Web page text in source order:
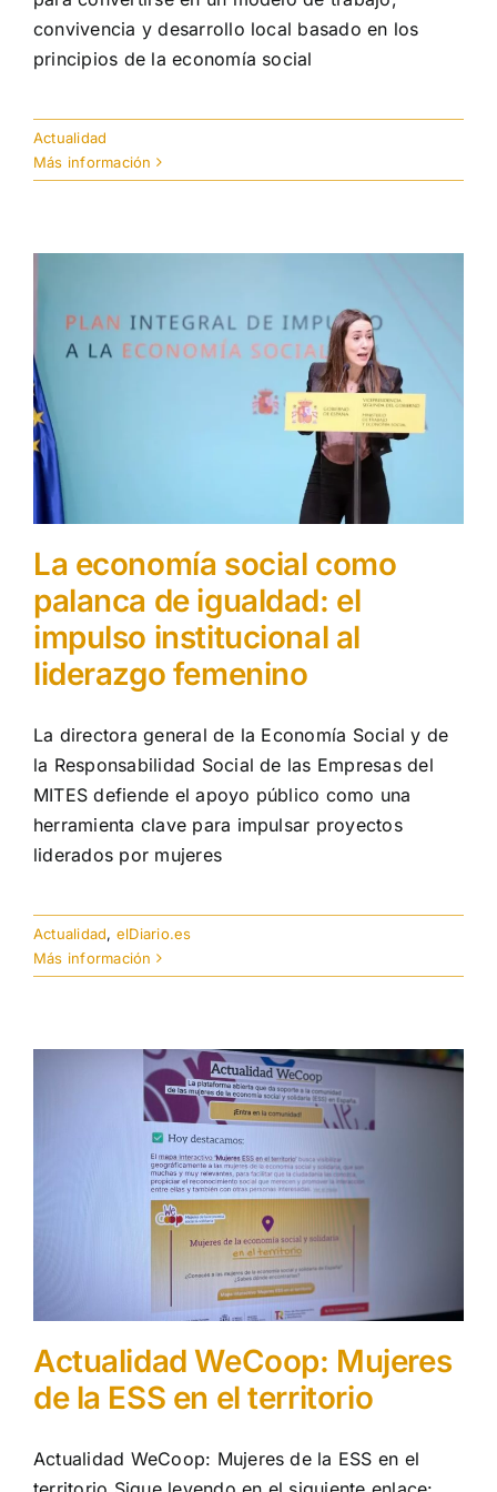
convivencia y desarrollo local basado en los
principios de la economía social
Actualidad
Más información
La economía social como
palanca de igualdad: el
impulso institucional al
liderazgo femenino
La directora general de la Economía Social y de
la Responsabilidad Social de las Empresas del
MITES defiende el apoyo público como una
herramienta clave para impulsar proyectos
liderados por mujeres
Actualidad, elDiario.es
Más información
Actualidad WeCoop: Mujeres
de la ESS en el territorio
Actualidad WeCoop: Mujeres de la ESS en el